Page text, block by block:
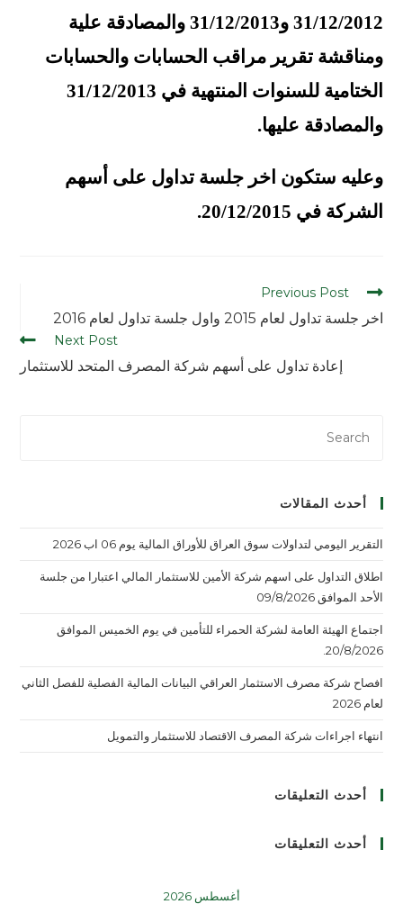
31/12/2012 و31/12/2013 والمصادقة علية
ومناقشة تقرير مراقب الحسابات والحسابات
الختامية للسنوات المنتهية في 31/12/2013
والمصادقة عليها.
وعليه ستكون اخر جلسة تداول على أسهم
الشركة في 20/12/2015.
Previous Post
اخر جلسة تداول لعام 2015 واول جلسة تداول لعام 2016
Next Post
إعادة تداول على أسهم شركة المصرف المتحد للاستثمار
أحدث المقالات
التقرير اليومي لتداولات سوق العراق للأوراق المالية يوم 06 اب 2026
اطلاق التداول على اسهم شركة الأمين للاستثمار المالي اعتبارا من جلسة
الأحد الموافق 09/8/2026
اجتماع الهيئة العامة لشركة الحمراء للتأمين في يوم الخميس الموافق
20/8/2026.
افصاح شركة مصرف الاستثمار العراقي البيانات المالية الفصلية للفصل الثاني
لعام 2026
انتهاء اجراءات شركة المصرف الاقتصاد للاستثمار والتمويل
أحدث التعليقات
أحدث التعليقات
أغسطس 2026